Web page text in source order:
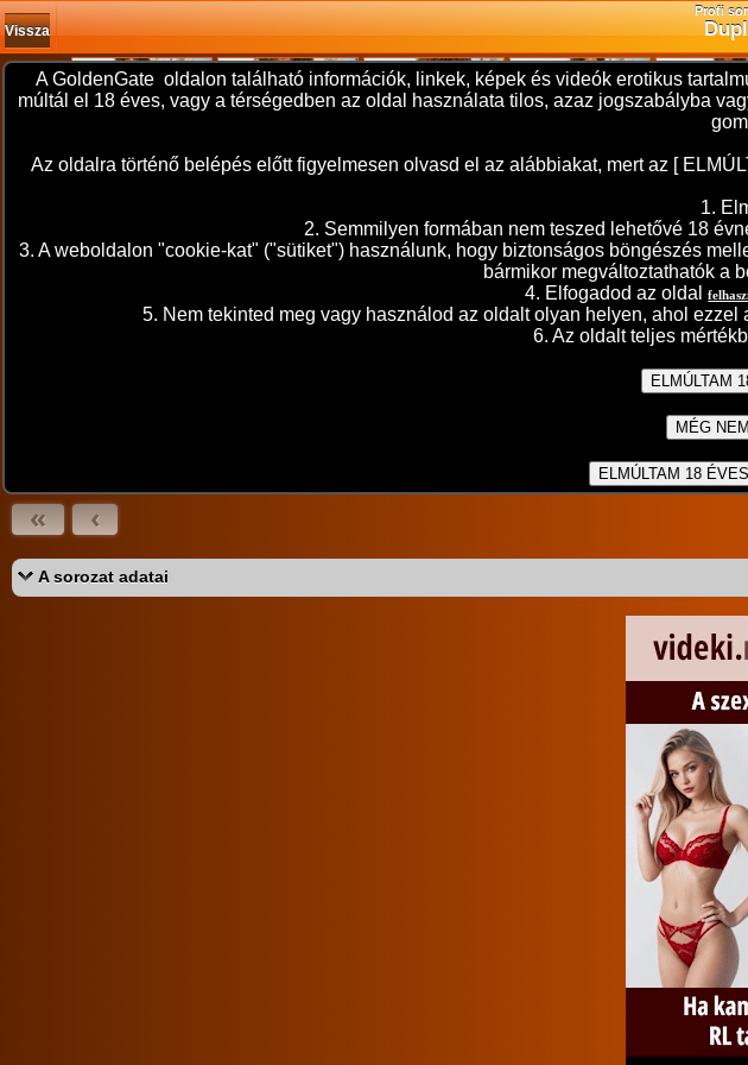
Profi
Vissza
A GoldenGate oldalon található információk, linkek, képek és videók erotikus
múltál el 18 éves, vagy a térségedben az oldal használata tilos, azaz jogszabályba
Az oldalra történő belépés előtt figyelmesen olvasd el az alábbiakat, mert az [
1.
2. Semmilyen formában nem teszed lehetővé 18
3. A weboldalon "cookie-kat" ("sütiket") használunk, hogy biztonságos böngészés
bármikor megváltoztathatók a
4. Elfogadod az oldal
5. Nem tekinted meg vagy használod az oldalt olyan helyen, ahol
6. Az oldalt teljes
« ‹
A sorozat adatai
2026. március 27.
lovagló pozíció